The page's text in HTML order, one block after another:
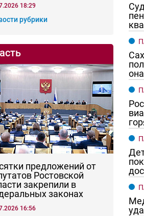
Чего хотят
18:29
рубрики
предложений от
Ростовской
закрепили в
законах
16:56